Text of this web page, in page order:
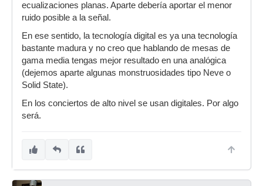
ecualizaciones planas. Aparte debería aportar el menor
ruido posible a la señal.
En ese sentido, la tecnología digital es ya una tecnología
bastante madura y no creo que hablando de mesas de
gama media tengas mejor resultado en una analógica
(dejemos aparte algunas monstruosidades tipo Neve o
Solid State).
En los conciertos de alto nivel se usan digitales. Por algo
será.